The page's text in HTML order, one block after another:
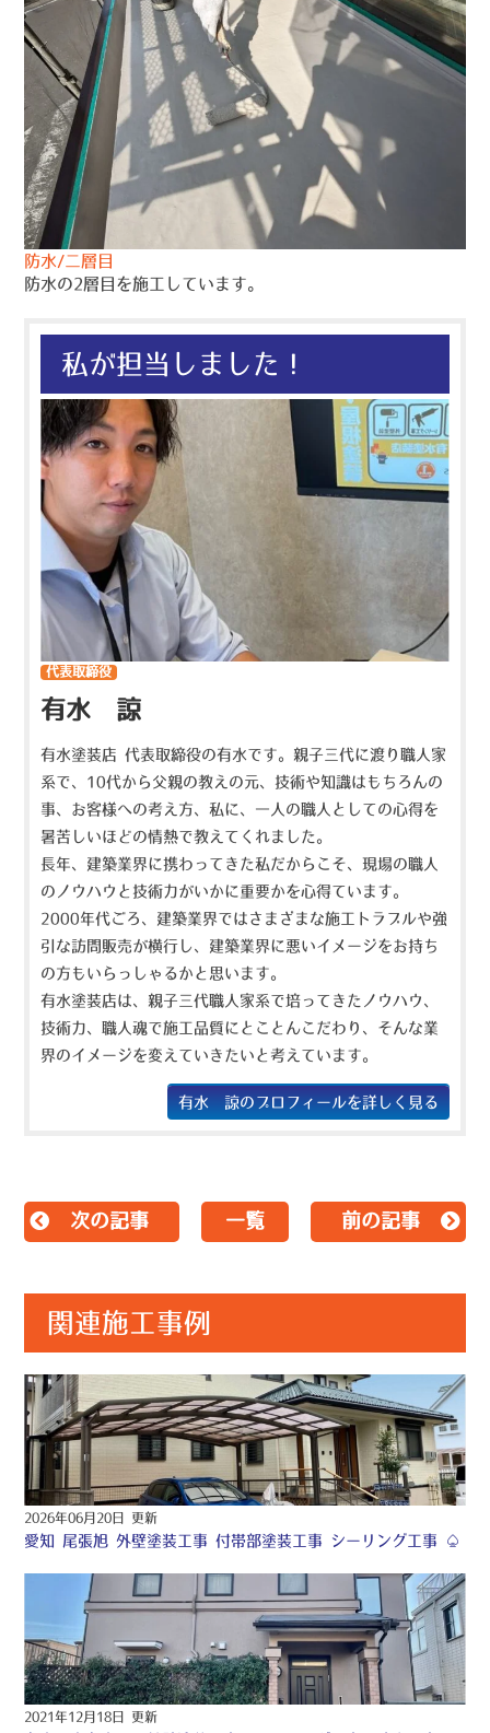
防水/二層目
防水の2層目を施工しています。
私が担当しました！
代表取締役
有水 諒
有水塗装店 代表取締役の有水です。親子三代に渡り職人家
系で、10代から父親の教えの元、技術や知識はもちろんの
事、お客様への考え方、私に、一人の職人としての心得を
暑苦しいほどの情熱で教えてくれました。
長年、建築業界に携わってきた私だからこそ、現場の職人
のノウハウと技術力がいかに重要かを心得ています。
2000年代ごろ、建築業界ではさまざまな施工トラブルや強
引な訪問販売が横行し、建築業界に悪いイメージをお持ち
の方もいらっしゃるかと思います。
有水塗装店は、親子三代職人家系で培ってきたノウハウ、
技術力、職人魂で施工品質にとことんこだわり、そんな業
界のイメージを変えていきたいと考えています。
有水 諒のプロフィールを詳しく見る
次の記事 一覧 前の記事
関連施工事例
2026年06月20日 更新
愛知 尾張旭 外壁塗装工事 付帯部塗装工事 シーリング工事 ♤
2021年12月18日 更新